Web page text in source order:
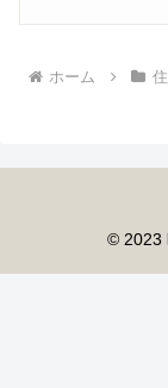
ホーム
© 2023